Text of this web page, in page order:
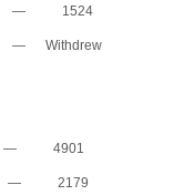
— 1524
— Withdrew
— 4901
— 2179